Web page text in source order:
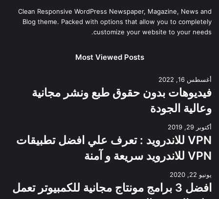
Clean Responsive WordPress Newspaper, Magazine, News and
Blog theme. Packed with options that allow you to completely
customize your website to your needs.
Most Viewed Posts
أغسطس 16, 2022
فيديوهات بدون حقوق طبع ونشر مجانية
وعالية الجودة
أكتوبر 29, 2019
VPN للاندرويد : تعرف علي افضل تطبيقات
VPN للاندرويد سريعة و آمنة
يونيو 22, 2020
افضل 3 برامج مونتاج مجانية للكمبيوتر تعمل